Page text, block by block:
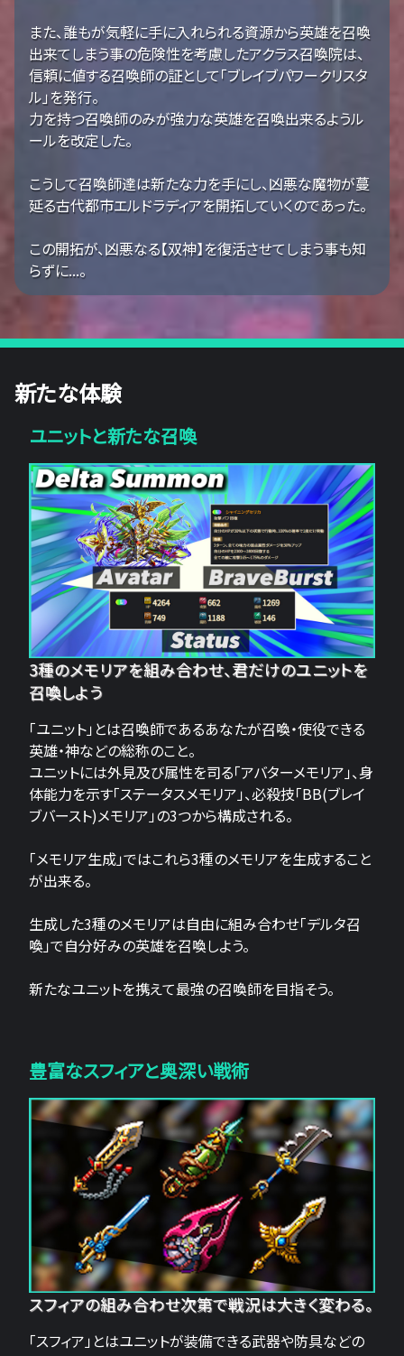
また、誰もが気軽に手に入れられる資源から英雄を召喚
出来てしまう事の危険性を考慮したアクラス召喚院は、
信頼に値する召喚師の証として「ブレイブパワークリスタ
ル」を発行。
力を持つ召喚師のみが強力な英雄を召喚出来るようル
ールを改定した。
こうして召喚師達は新たな力を手にし、凶悪な魔物が蔓
延る古代都市エルドラディアを開拓していくのであった。
この開拓が、凶悪なる【双神】を復活させてしまう事も知
らずに...。
新たな体験
ユニットと新たな召喚
3種のメモリアを組み合わせ、君だけのユニットを
召喚しよう
「ユニット」とは召喚師であるあなたが召喚・使役できる
英雄・神などの総称のこと。
ユニットには外見及び属性を司る「アバターメモリア」、身
体能力を示す「ステータスメモリア」、必殺技「BB(ブレイ
ブバースト)メモリア」の3つから構成される。
「メモリア生成」ではこれら3種のメモリアを生成すること
が出来る。
生成した3種のメモリアは自由に組み合わせ「デルタ召
喚」で自分好みの英雄を召喚しよう。
新たなユニットを携えて最強の召喚師を目指そう。
豊富なスフィアと奥深い戦術
スフィアの組み合わせ次第で戦況は大きく変わる。
「スフィア」とはユニットが装備できる武器や防具などの